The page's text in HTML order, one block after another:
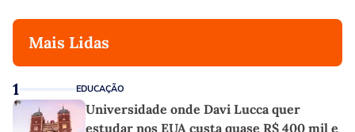
Mais Lidas
1 EDUCAÇÃO
Universidade onde Davi Lucca quer
estudar nos EUA custa quase R$ 400 mil e